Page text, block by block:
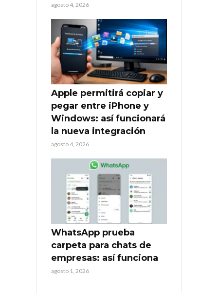
agosto 4, 2026
Apple permitirá copiar y
pegar entre iPhone y
Windows: así funcionará
la nueva integración
agosto 4, 2026
WhatsApp prueba
carpeta para chats de
empresas: así funciona
agosto 1, 2026